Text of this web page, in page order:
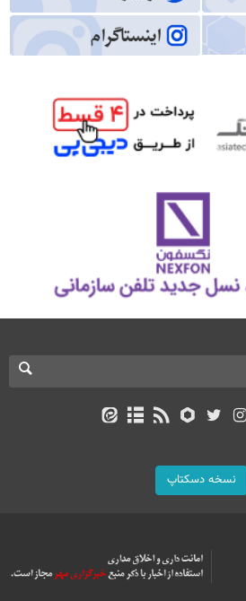
نسخه دسکتاپ